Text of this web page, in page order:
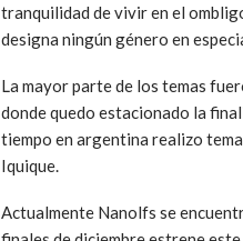
tranquilidad de vivir en el
designa ningún género en
La mayor parte de los temas
donde quedo estacionado la
tiempo en argentina realizo
Iquique.
Actualmente Nanolfs se